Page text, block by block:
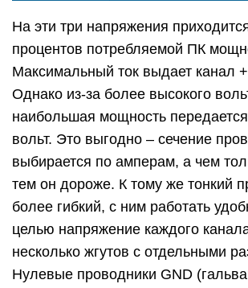
На эти три напряжения
процентов потребляемой ПК
Максимальный ток выдает канал +
Однако из-за более высокого
наибольшая мощность
вольт. Это выгодно – сечение
выбирается по амперам, а чем
тем он дороже. К тому же тонкий
более гибкий, с ним работать
целью напряжение каждого
несколько жгутов с отдельными
Нулевые проводники GND